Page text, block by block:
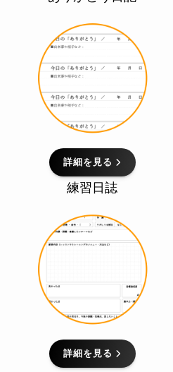
詳細を見る
練習日誌
詳細を見る